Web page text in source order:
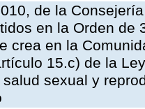
de la
en la Orden de
crea en la
15.c) de la
sexual y